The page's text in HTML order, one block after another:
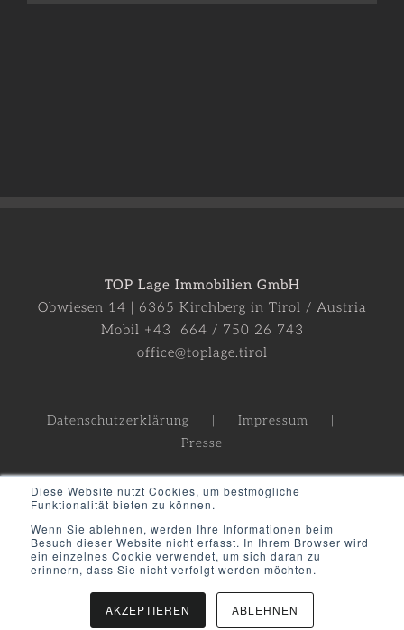
Diese Website nutzt Cookies, um bestmögliche
Funktionalität bieten zu können.
Wenn Sie ablehnen, werden Ihre Informationen beim
Besuch dieser Website nicht erfasst. In Ihrem Browser wird
ein einzelnes Cookie verwendet, um sich daran zu
erinnern, dass Sie nicht verfolgt werden möchten.
AKZEPTIEREN ABLEHNEN
TOP Lage Immobilien GmbH
Obwiesen 14 | 6365 Kirchberg in Tirol / Austria
Mobil +43 664 / 750 26 743
office@toplage.tirol
Datenschutzerklärung
Impressum
Presse
©2021| All Rights Reserved |TOPLAGE Immobilien GmbH
LinkedInFacebook